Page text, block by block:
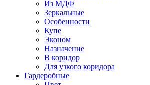
Из МДФ
Зеркальные
Особенности
Купе
Эконом
Назначение
В коридор
Для узкого коридора
Гардеробные